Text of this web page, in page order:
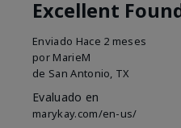
Excellent
Enviado Hace 2 meses
por MarieM
de San Antonio, TX
Evaluado en
marykay.com/en-us/